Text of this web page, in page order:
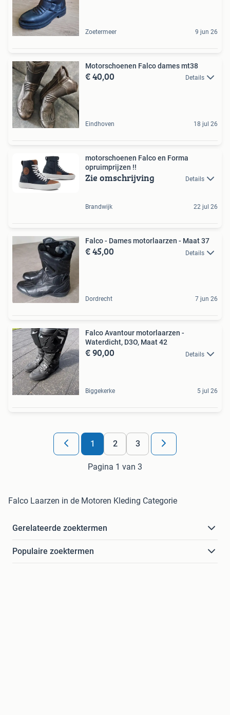
Zoetermeer 9 jun 26
Motorschoenen Falco dames mt38
€ 40,00 Details
Eindhoven 18 jul 26
motorschoenen Falco en Forma
opruimprijzen !!
Zie omschrijving Details
Brandwijk 22 jul 26
Falco - Dames motorlaarzen - Maat 37
€ 45,00 Details
Dordrecht 7 jun 26
Falco Avantour motorlaarzen -
Waterdicht, D3O, Maat 42
€ 90,00 Details
Biggekerke 5 jul 26
1 2 3
Pagina 1 van 3
Falco Laarzen in de Motoren Kleding Categorie
Gerelateerde zoektermen
Populaire zoektermen